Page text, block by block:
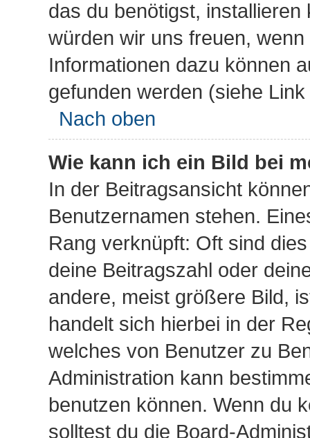
das du benötigst,
würden wir uns freuen,
Informationen dazu können
gefunden werden (siehe
Nach oben
Wie kann ich ein Bild bei
In der Beitragsansicht
Benutzernamen stehen.
Rang verknüpft: Oft sind
deine Beitragszahl oder
andere, meist größere Bild,
handelt sich hierbei in der
welches von Benutzer zu
Administration kann
benutzen können. Wenn du
solltest du die Board-